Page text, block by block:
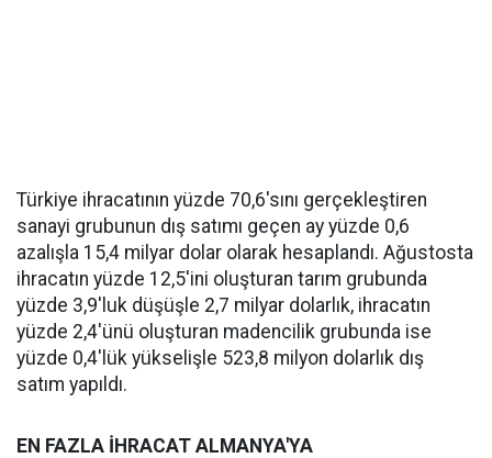
Türkiye ihracatının yüzde 70,6'sını gerçekleştiren
sanayi grubunun dış satımı geçen ay yüzde 0,6
azalışla 15,4 milyar dolar olarak hesaplandı. Ağustosta
ihracatın yüzde 12,5'ini oluşturan tarım grubunda
yüzde 3,9'luk düşüşle 2,7 milyar dolarlık, ihracatın
yüzde 2,4'ünü oluşturan madencilik grubunda ise
yüzde 0,4'lük yükselişle 523,8 milyon dolarlık dış
satım yapıldı.
EN FAZLA İHRACAT ALMANYA'YA